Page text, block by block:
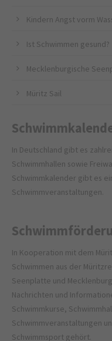
Kindern Angst vorm
Ist Schwimmen gesund?
Mecklenburgische
Müritz Sail
In Deutschland gibt es
Schwimmhallen sowie
Schwimmkalender gibt es
Schwimmveranstaltungen.
In Kooperation mit dem
Schwimmen aus der
Seenplatte und
Nachrichten und
Schwimmkurse,
Schwimmveranstaltungen
Schwimmsport gehört.